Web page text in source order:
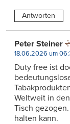
Antworten
Peter Steiner
18.06.2026 um
Duty free ist
Weltweit in
Tisch
halten kann.